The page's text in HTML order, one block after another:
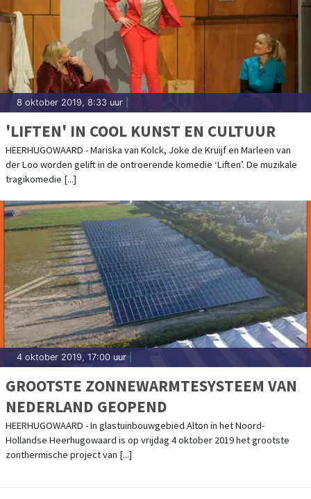
8 oktober 2019, 8:33 uur
'LIFTEN' IN COOL KUNST EN CULTUUR
HEERHUGOWAARD - Mariska van Kolck, Joke de Kruijf en Marleen van
der Loo worden gelift in de ontroerende komedie ‘Liften’. De muzikale
tragikomedie [...]
4 oktober 2019, 17:00 uur
GROOTSTE ZONNEWARMTESYSTEEM VAN
NEDERLAND GEOPEND
HEERHUGOWAARD - In glastuinbouwgebied Alton in het Noord-
Hollandse Heerhugowaard is op vrijdag 4 oktober 2019 het grootste
zonthermische project van [...]